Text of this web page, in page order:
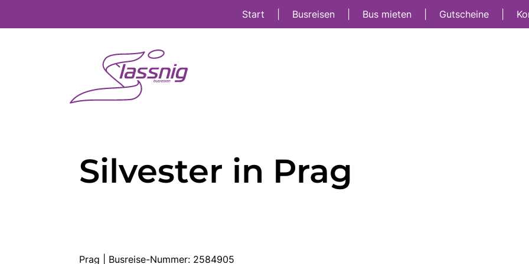
Start Busreisen Bus mieten Gutscheine
Silvester in Prag
Prag | Busreise-Nummer: 2584905